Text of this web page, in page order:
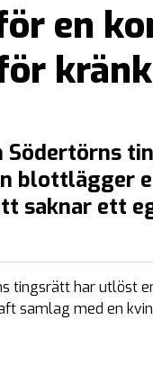
en
Södertörns
blottlägger
saknar ett
tingsrätt har utlöst
samlag med en